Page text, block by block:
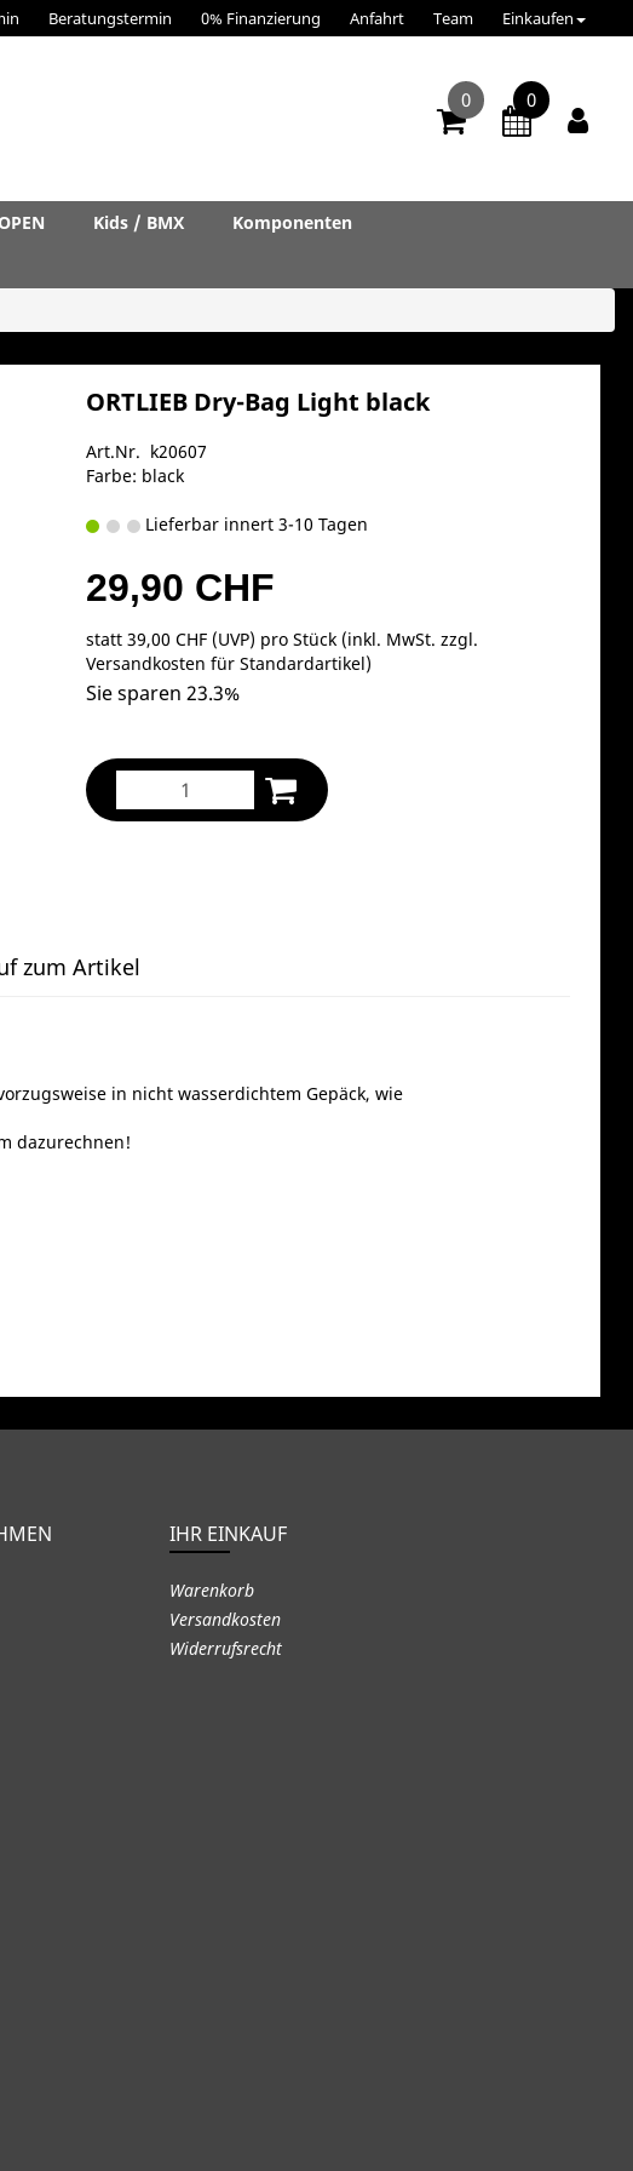
Beratungstermin 0% Finanzierung Anfahrt Team Einkaufen
0 0
Kids / BMX
Komponenten
ORTLIEB Dry-Bag Light black
Art.Nr. k20607
Farbe: black
Lieferbar innert 3-10 Tagen
29,90 CHF
statt39,00 CHF (UVP) pro Stück (inkl. MwSt. zzgl.
Versandkosten für Standardartikel)
Sie sparen 23.3%
zum Artikel
in nicht wasserdichtem Gepäck, wie
dazurechnen!
IHR EINKAUF
Warenkorb
Versandkosten
Widerrufsrecht